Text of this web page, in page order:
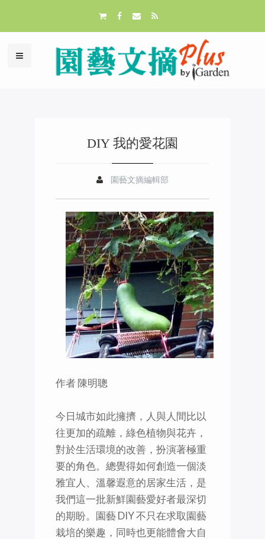
DIY 我的愛花園
園藝文摘編輯部
作者 陳明聰
今日城市如此擁擠，人與人間比以
往更加的疏離，綠色植物與花卉，
對於生活環境的改善，扮演著極重
要的角色。總覺得如何創造一個淡
雅宜人、溫馨遐意的居家生活，是
我們這一批新鮮園藝愛好者最深切
的期盼。園藝 DIY 不只在求取園藝
栽培的樂趣，同時也更能體會大自